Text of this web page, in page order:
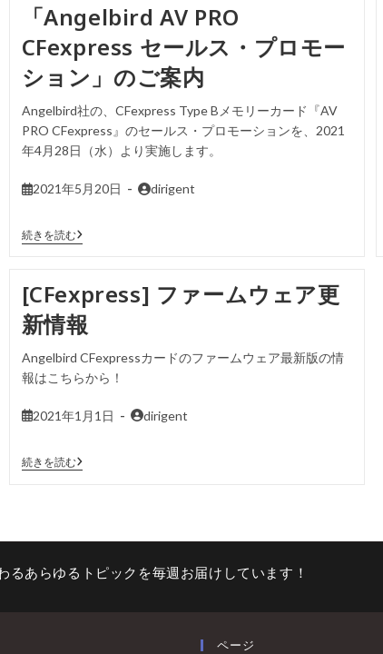
「Angelbird AV PRO
CFexpress セールス・プロモー
ション」のご案内
Angelbird社の、CFexpress Type Bメモリーカード『AV
PRO CFexpress』のセールス・プロモーションを、2021
年4月28日（水）より実施します。
2021年5月20日 dirigent
続きを読む
[CFexpress] ファームウェア更
新情報
Angelbird CFexpressカードのファームウェア最新版の情
報はこちらから！
2021年1月1日 dirigent
続きを読む
あらゆるトピックを毎週お届けしています！
ページ